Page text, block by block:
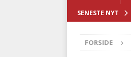
SENESTE NYT
FORSIDE